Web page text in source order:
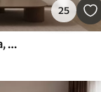
25
Suaves nubes pastel en tonos rosa, crema y azul